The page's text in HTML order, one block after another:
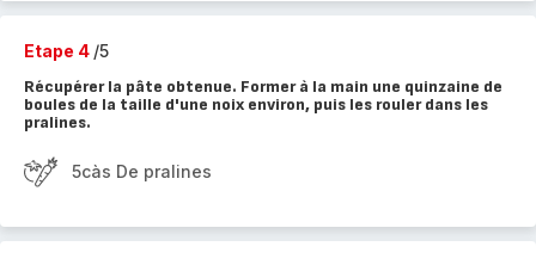
Etape 4 /5
Récupérer la pâte obtenue. Former à la main une quinzaine de
boules de la taille d'une noix environ, puis les rouler dans les
pralines.
5càs De pralines